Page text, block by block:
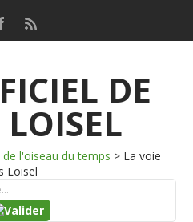
DE
LOISEL
de l'oiseau du temps > La voie
Loisel